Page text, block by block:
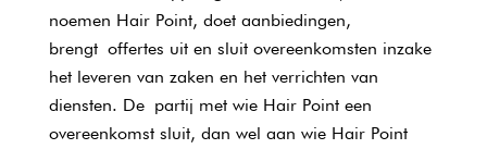
noemen Hair Point, doet aanbiedingen,
brengt offertes uit en sluit overeenkomsten inzake
het leveren van zaken en het verrichten van
diensten. De partij met wie Hair Point een
overeenkomst sluit, dan wel aan wie Hair Point